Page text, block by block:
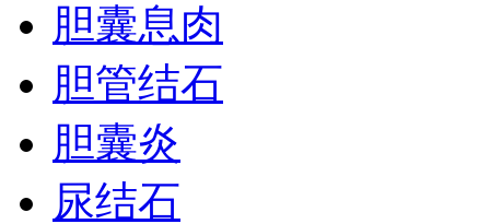
胆囊息肉
胆管结石
胆囊炎
尿结石